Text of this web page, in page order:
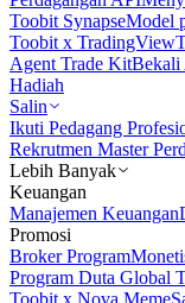
Toobit SynapseModel
Toobit x TradingView
Agent Trade KitBekali
Hadiah
Salin
Ikuti Pedagang
Rekrutmen Master
Lebih Banyak
Keuangan
Manajemen Keuangan
Promosi
Broker Program
Program Duta Global
Toobit x Nova.Meme